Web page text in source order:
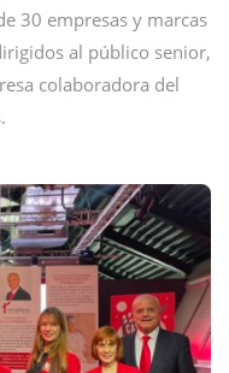
30 empresas y marcas
al público senior,
colaboradora del